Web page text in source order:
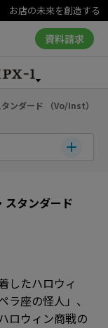
お店の未来を創造する
資料請求
ンダード （Vo/Inst）
スタンダード
したハロウィ
座の怪人」、
ロウィン商戦の